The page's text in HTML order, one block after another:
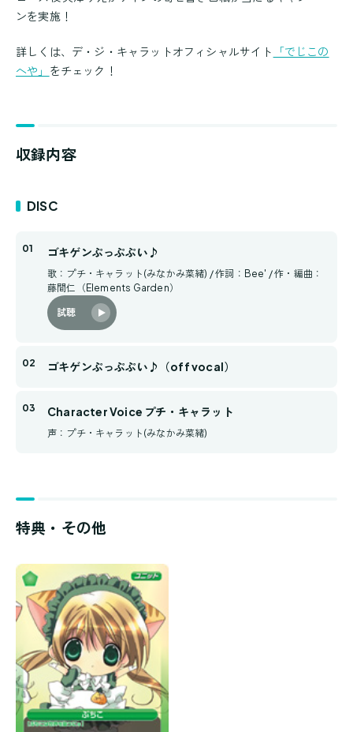
ンを実施！
詳しくは、デ・ジ・キャラットオフィシャルサイト
「でじこの
へや」 をチェック！
収録内容
DISC
ゴキゲンぷっぷぷい♪
歌：プチ・キャラット(みなかみ菜緒) / 作詞：Bee' / 作・編曲：
藤間仁（Elements Garden）
試聴
ゴキゲンぷっぷぷい♪（off vocal）
Character Voice プチ・キャラット
声：プチ・キャラット(みなかみ菜緒)
特典・その他